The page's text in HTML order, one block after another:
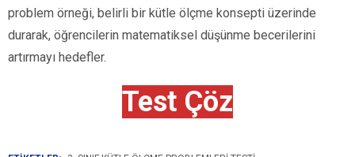
problem örneği, belirli bir kütle ölçme konsepti üzerinde
durarak, öğrencilerin matematiksel düşünme becerilerini
artırmayı hedefler.
Test Çöz